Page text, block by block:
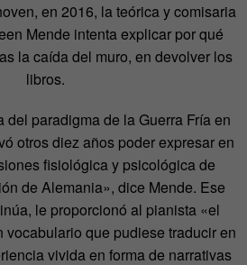
en 2016, la teórica y comisaria
Mende intenta explicar por qué
la caída del muro, en devolver los
libros.
del paradigma de la Guerra Fría en
otros diez años poder expresar en
fisiológica y psicológica de
de Alemania», dice Mende. Ese
le proporcionó al pianista «el
vocabulario que pudiese traducir en
vivida en forma de narrativas